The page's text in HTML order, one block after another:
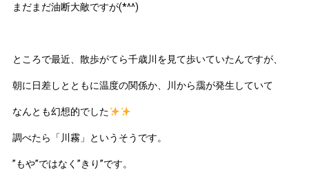
まだまだ油断大敵ですが(*^^)
ところで最近、散歩がてら千歳川を見て歩いていたんですが、
朝に日差しとともに温度の関係か、川から靄が発生していて
なんとも幻想的でした
調べたら「川霧」というそうです。
”もや”ではなく”きり”です。